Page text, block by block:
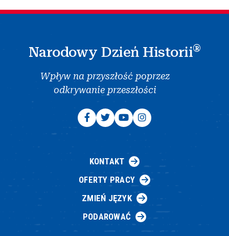
Narodowy Dzień Historii®
Wpływ na przyszłość poprzez
odkrywanie przeszłości
KONTAKT
OFERTY PRACY
ZMIEŃ JĘZYK
PODAROWAĆ